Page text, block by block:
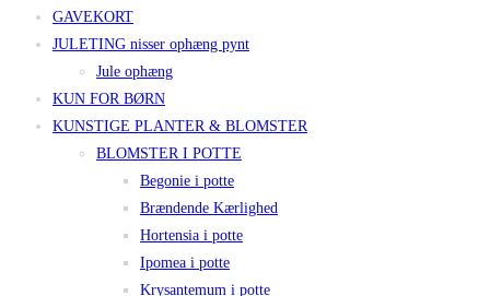
GAVEKORT
JULETING nisser ophæng pynt
Jule ophæng
KUN FOR BØRN
KUNSTIGE PLANTER & BLOMSTER
BLOMSTER I POTTE
Begonie i potte
Brændende Kærlighed
Hortensia i potte
Ipomea i potte
Krysantemum i potte